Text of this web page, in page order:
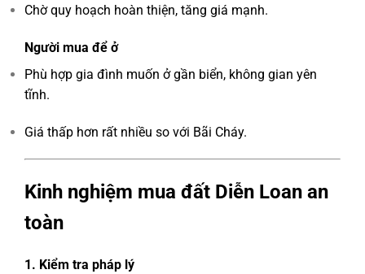
Chờ quy hoạch hoàn thiện, tăng giá mạnh.
Người mua để ở
Phù hợp gia đình muốn ở gần biển, không gian yên
tĩnh.
Giá thấp hơn rất nhiều so với Bãi Cháy.
Kinh nghiệm mua đất Diễn Loan an
toàn
1. Kiểm tra pháp lý